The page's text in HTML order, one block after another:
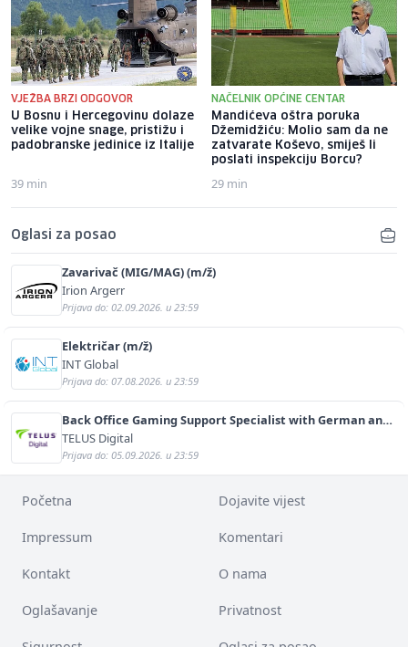
VJEŽBA BRZI ODGOVOR
U Bosnu i Hercegovinu dolaze
velike vojne snage, pristižu i
padobranske jedinice iz Italije
39 min
NAČELNIK OPĆINE CENTAR
Mandićeva oštra poruka
Džemidžiću: Molio sam da ne
zatvarate Koševo, smiješ li
poslati inspekciju Borcu?
29 min
Oglasi za posao
Zavarivač (MIG/MAG) (m/ž)
Irion Argerr
Prijava do: 02.09.2026. u 23:59
Električar (m/ž)
INT Global
Prijava do: 07.08.2026. u 23:59
Back Office Gaming Support Specialist with German and
English (m/f)
TELUS Digital
Prijava do: 05.09.2026. u 23:59
Početna Dojavite vijest
Impressum Komentari
Kontakt O nama
Oglašavanje Privatnost